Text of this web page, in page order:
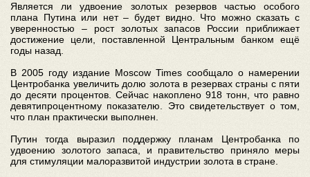
Является ли удвоение золотых резервов частью особого
плана Путина или нет – будет видно. Что можно сказать с
уверенностью – рост золотых запасов России приближает
достижение цели, поставленной Центральным банком ещё
годы назад.
В 2005 году издание Moscow Times сообщало о намерении
Центробанка увеличить долю золота в резервах страны с пяти
до десяти процентов. Сейчас накоплено 918 тонн, что равно
девятипроцентному показателю. Это свидетельствует о том,
что план практически выполнен.
Путин тогда выразил поддержку планам Центробанка по
удвоению золотого запаса, и правительство приняло меры
для стимуляции малоразвитой индустрии золота в стране.